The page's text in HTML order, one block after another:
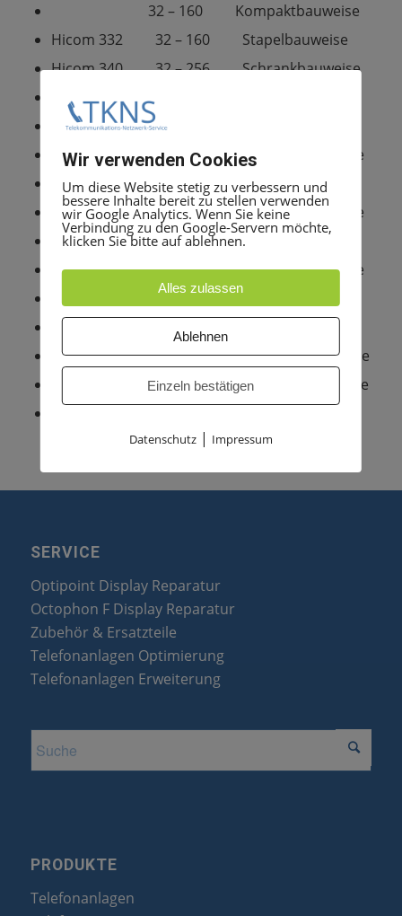
32 – 160 Kompaktbauweise
Hicom 332 32 – 160 Stapelbauweise
Hicom 340 32 – 256 Schrankbauweise
32 – 256 Kompaktbauweise
Hicom 342 32 -256 Stapelbauweise
Hicom 350 96 – 384 Schrankbauweise
Hicom 352 96 – 384 Stapelbauweise
Hicom 360 96 – 512 Schrankbauweise
Hicom 362 96 – 512 Stapelbauweise
Hicom 370 96 – 960 Schrankbauweise
Hicom 372 96 – 960 Stapelbauweise
Hicom 382 96 – ca. 2.000 Stapelbauweise
Hicom 390 384 – 5120 Schrankbauweise
Hicom 391 ca. 10.000 Schrankbauweise
SERVICE
Optipoint Display Reparatur
Octophon F Display Reparatur
Zubehör & Ersatzteile
Telefonanlagen Optimierung
Telefonanlagen Erweiterung
PRODUKTE
Telefonanlagen
Wir verwenden Cookies
Um diese Website stetig zu verbessern und
bessere Inhalte bereit zu stellen verwenden
wir Google Analytics. Wenn Sie keine
Verbindung zu den Google-Servern möchte,
klicken Sie bitte auf ablehnen.
Alles zulassen
Ablehnen
Einzeln bestätigen
Datenschutz| Impressum